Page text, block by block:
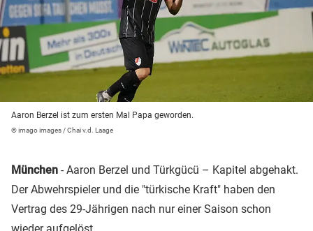
Aaron Berzel ist zum ersten Mal Papa geworden.
© imago images / Chai v.d. Laage
München - Aaron Berzel und Türkgücü – Kapitel abgehakt.
Der Abwehrspieler und die "türkische Kraft" haben den
Vertrag des 29-Jährigen nach nur einer Saison schon
wieder aufgelöst.